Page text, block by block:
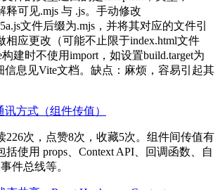
释可见.mjs 与 .js。手动修改
文件后缀为.mjs​，并将其对应的文件引
相应更改（可能不止限于index.html​文件
建时不使用import​，如设置build.target​为
信息见Vite文档。缺点：麻烦，容易引起其
讯方式（组件传值）
226次，点赞8次，收藏5次。组件间传值有
括使用 props、Context API、回调函数、自
件总线等。